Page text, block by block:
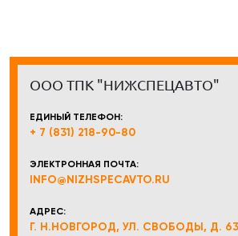
ООО ТПК "НИЖСПЕЦАВТО"
ЕДИНЫЙ ТЕЛЕФОН:
+ 7 (831) 218-90-80
ЭЛЕКТРОННАЯ ПОЧТА:
INFO@NIZHSPECAVTO.RU
АДРЕС:
Г. Н.НОВГОРОД, УЛ. СВОБОДЫ, Д.